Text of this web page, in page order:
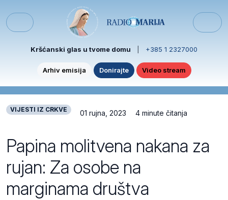
Menu
Kršćanski glas u tvome domu +385 1 2327000
Arhiv emisija Donirajte Video stream
VIJESTI IZ CRKVE 01 rujna, 2023 4 minute čitanja
Papina molitvena nakana za
rujan: Za osobe na
marginama društva